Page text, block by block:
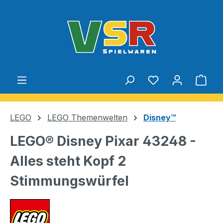
Du hast 0
LEGO LEGO Themenwelten Disney™
LEGO® Disney Pixar 43248 -
Alles steht Kopf 2
Stimmungswürfel